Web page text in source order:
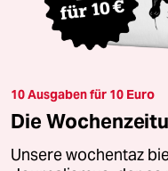
10 Ausgaben für 10 Euro
Die
Unsere wochentaz